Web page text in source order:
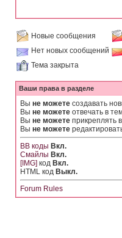
Новые сообщения
Нет новых сообщений
Тема закрыта
Ваши права в разделе
Вы не можете создавать
Вы не можете отвечать в
Вы не можете прикреплять
Вы не можете
BB коды Вкл.
Смайлы Вкл.
[IMG] код Вкл.
HTML код Выкл.
Forum Rules